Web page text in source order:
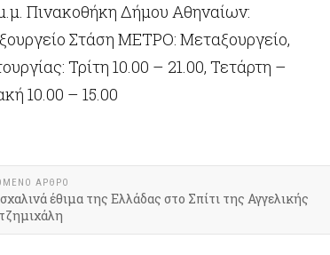
Πινακοθήκη Δήμου Αθηναίων:
Στάση ΜΕΤΡΟ: Μεταξουργείο,
Τρίτη 10.00 – 21.00, Τετάρτη –
10.00 – 15.00
ΆΡΘΡΟ
έθιμα της Ελλάδας στο Σπίτι της Αγγελικής